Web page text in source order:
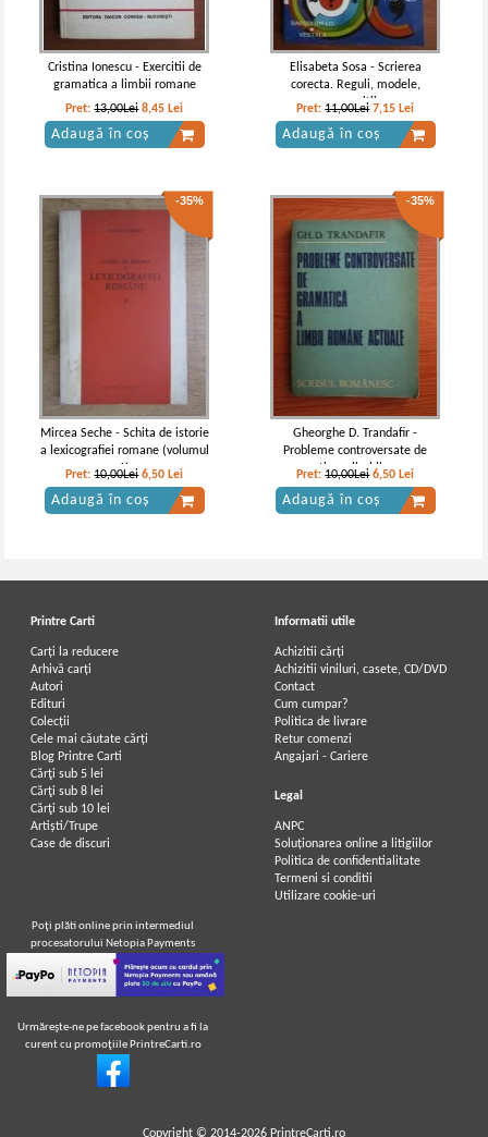
Cristina Ionescu - Exercitii de
gramatica a limbii romane
Pret:13,00Lei 8,45 Lei
Adaugă în coș
Elisabeta Sosa - Scrierea
corecta. Reguli, modele,
exercitii
Pret:11,00Lei 7,15 Lei
Adaugă în coș
-35%
Mircea Seche - Schita de istorie
a lexicografiei romane (volumul
1)
Pret:10,00Lei 6,50 Lei
Adaugă în coș
-35%
Gheorghe D. Trandafir -
Probleme controversate de
gramatica a limbii romane
actuale
Pret:10,00Lei 6,50 Lei
Adaugă în coș
Printre Carti
Carți la reducere
Arhivă carți
Autori
Edituri
Colecții
Cele mai căutate cărți
Blog Printre Carti
Cărţi sub 5 lei
Cărţi sub 8 lei
Cărţi sub 10 lei
Artiști/Trupe
Case de discuri
Informatii utile
Achizitii cărți
Achizitii viniluri, casete, CD/DVD
Contact
Cum cumpar?
Politica de livrare
Retur comenzi
Angajari - Cariere
Legal
ANPC
Soluționarea online a litigiilor
Politica de confidentialitate
Termeni si conditii
Utilizare cookie-uri
Poţi plăti online prin intermediul
procesatorului Netopia Payments
Urmăreşte-ne pe facebook pentru a fi la
curent cu promoţiile PrintreCarti.ro
Copyright © 2014-2026 PrintreCarti.ro